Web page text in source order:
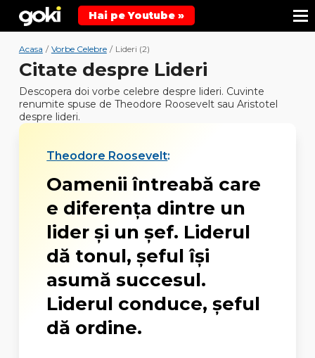
Hai pe Youtube »
Acasa / Vorbe Celebre / Lideri (2)
Citate despre Lideri
Descopera doi vorbe celebre despre lideri. Cuvinte
renumite spuse de Theodore Roosevelt sau Aristotel
despre lideri.
Theodore Roosevelt:
Oamenii întreabă care
e diferenţa dintre un
lider şi un şef. Liderul
dă tonul, şeful îşi
asumă succesul.
Liderul conduce, şeful
dă ordine.